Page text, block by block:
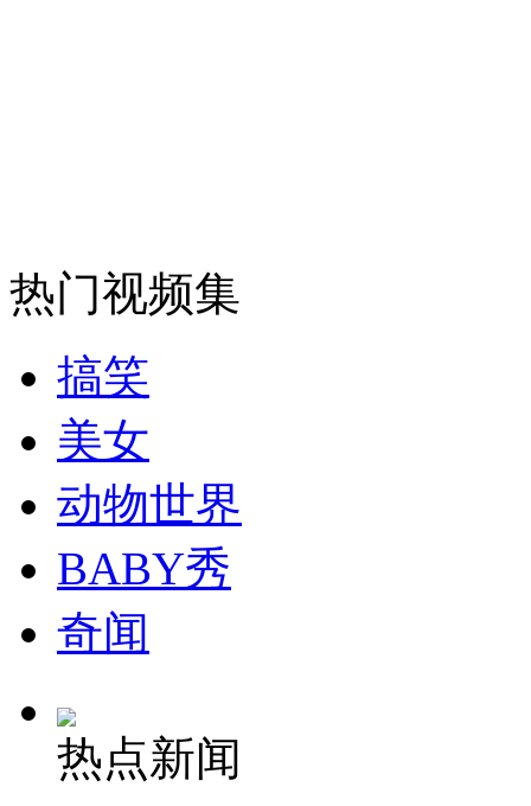
走！跟着总书记去植树
消防员救轻生者
热门视频集
搞笑
美女
动物世界
BABY秀
奇闻
热点新闻